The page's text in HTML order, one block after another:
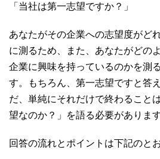
「当社は第一志望ですか？」
あなたがその企業への志望度がど
に測るため、また、あなたがどの
企業に興味を持っているのかを測
す。もちろん、第一志望ですと答
だ、単純にそれだけで終わること
望なのか？」を語る必要があります
回答の流れとポイントは下記のと